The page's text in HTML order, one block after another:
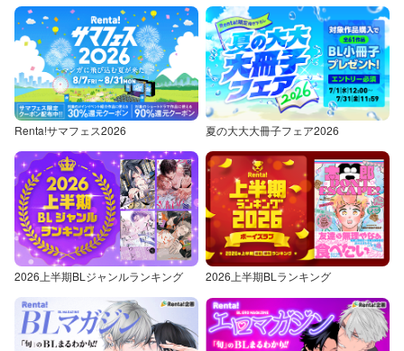
Renta!サマフェス2026 夏の大大大冊子フェア2026
2026上半期BLジャンルランキング 2026上半期BLランキング